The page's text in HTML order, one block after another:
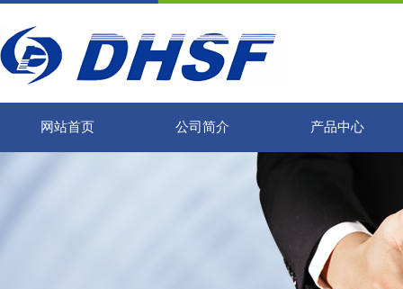
网站首页 公司简介 产品中心